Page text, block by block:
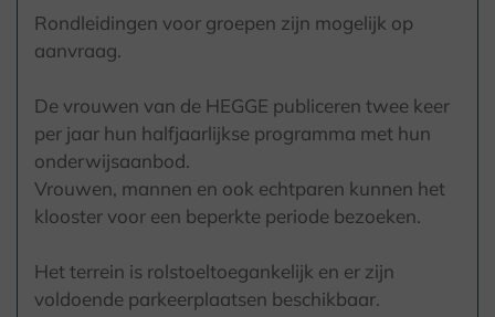
Rondleidingen voor groepen zijn mogelijk op
aanvraag.
De vrouwen van de HEGGE publiceren twee keer
per jaar hun halfjaarlijkse programma met hun
onderwijsaanbod.
Vrouwen, mannen en ook echtparen kunnen het
klooster voor een beperkte periode bezoeken.
Het terrein is rolstoeltoegankelijk en er zijn
voldoende parkeerplaatsen beschikbaar.